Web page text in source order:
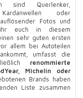
sind Querlenker,
oder
Fotos und
ihr euch in diesem
sehr guten ersten
allem bei Autoteilen
umfasst die
renommierte
Michelin oder
Brands haben
Liste zusammen